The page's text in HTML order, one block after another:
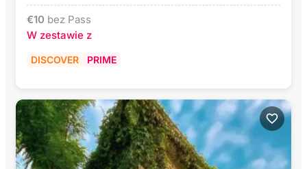
€10 bez Pass
W zestawie z
DISCOVER PRIME